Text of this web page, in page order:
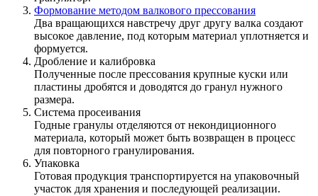
Формование методом валкового прессования
Два вращающихся навстречу друг другу валка создают
высокое давление, под которым материал уплотняется и
формуется.
Дробление и калибровка
Полученные после прессования крупные куски или
пластины дробятся и доводятся до гранул нужного
размера.
Система просеивания
Годные гранулы отделяются от некондиционного
материала, который может быть возвращен в процесс
для повторного гранулирования.
Упаковка
Готовая продукция транспортируется на упаковочный
участок для хранения и последующей реализации.